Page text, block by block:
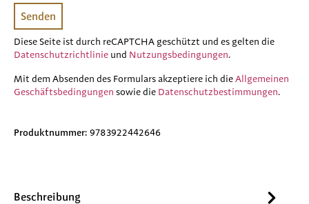
Senden
Diese Seite ist durch reCAPTCHA geschützt und es gelten die
Datenschutzrichtlinie und Nutzungsbedingungen.
Mit dem Absenden des Formulars akzeptiere ich dieAllgemeinen
Geschäftsbedingungen sowie die Datenschutzbestimmungen.
Produktnummer: 9783922442646
Beschreibung